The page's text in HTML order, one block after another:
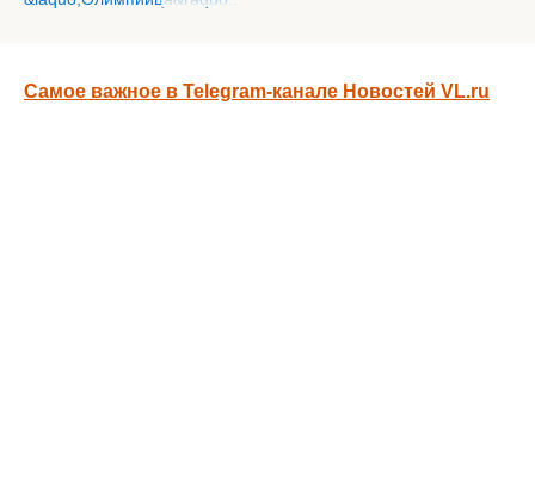
Самое важное в Telegram-канале Новостей VL.ru